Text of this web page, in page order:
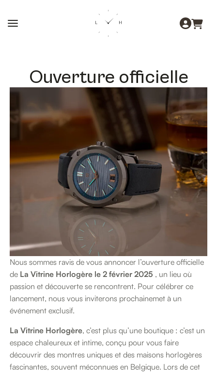
Ouverture officielle
Nous sommes ravis de vous annoncer l’ouverture officielle
de La Vitrine Horlogère le 2 février 2025 , un lieu où
passion et découverte se rencontrent. Pour célébrer ce
lancement, nous vous inviterons prochainemet à un
événement exclusif.
La Vitrine Horlogère, c’est plus qu’une boutique : c’est un
espace chaleureux et intime, conçu pour vous faire
découvrir des montres uniques et des maisons horlogères
fascinantes, souvent méconnues en Belgique. Lors de cet